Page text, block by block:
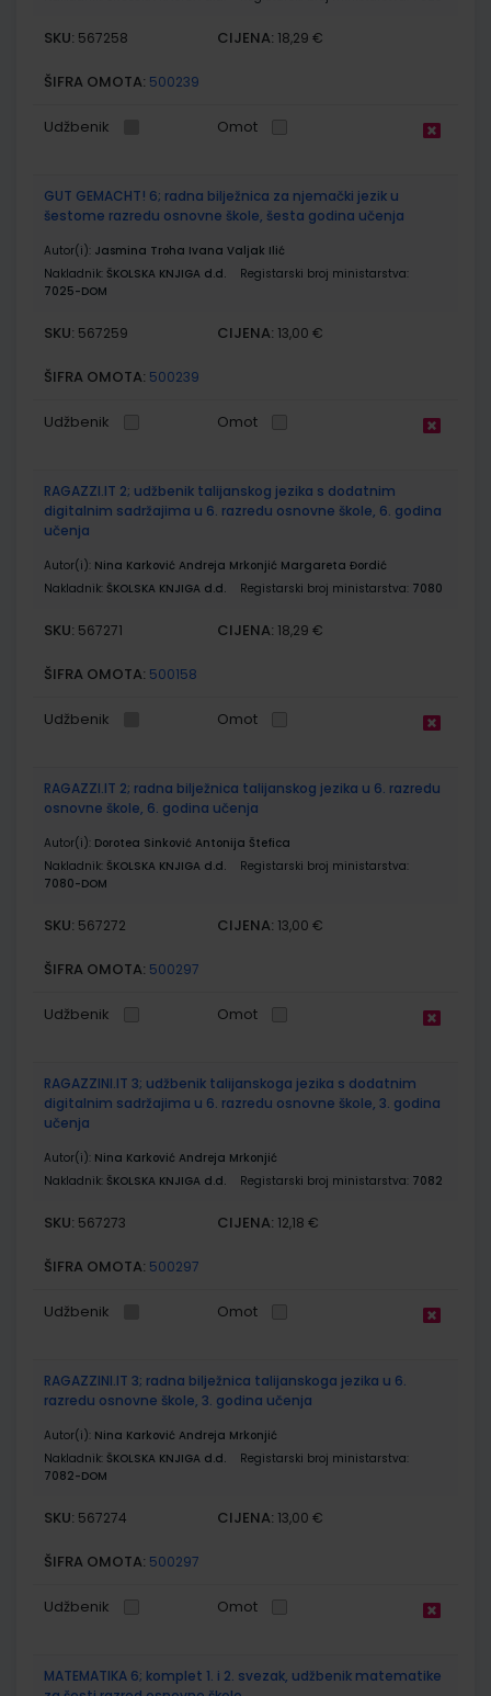
SKU: 567258 CIJENA: 18,29 €
ŠIFRA OMOTA: 500239
Udžbenik Omot
GUT GEMACHT! 6; radna bilježnica za njemački jezik u
šestome razredu osnovne škole, šesta godina učenja
Autor(i): Jasmina Troha Ivana Valjak Ilić
Nakladnik: ŠKOLSKA KNJIGA d.d.
Registarski broj ministarstva:
7025-DOM
SKU: 567259 CIJENA: 13,00 €
ŠIFRA OMOTA: 500239
Udžbenik Omot
RAGAZZI.IT 2; udžbenik talijanskog jezika s dodatnim
digitalnim sadržajima u 6. razredu osnovne škole, 6. godina
učenja
Autor(i): Nina Karković Andreja Mrkonjić Margareta Đordić
Nakladnik: ŠKOLSKA KNJIGA d.d. Registarski broj ministarstva: 7080
SKU: 567271 CIJENA: 18,29 €
ŠIFRA OMOTA: 500158
Udžbenik Omot
RAGAZZI.IT 2; radna bilježnica talijanskog jezika u 6. razredu
osnovne škole, 6. godina učenja
Autor(i): Dorotea Sinković Antonija Štefica
Nakladnik: ŠKOLSKA KNJIGA d.d.
Registarski broj ministarstva:
7080-DOM
SKU: 567272 CIJENA: 13,00 €
ŠIFRA OMOTA: 500297
Udžbenik Omot
RAGAZZINI.IT 3; udžbenik talijanskoga jezika s dodatnim
digitalnim sadržajima u 6. razredu osnovne škole, 3. godina
učenja
Autor(i): Nina Karković Andreja Mrkonjić
Nakladnik: ŠKOLSKA KNJIGA d.d. Registarski broj ministarstva: 7082
SKU: 567273 CIJENA: 12,18 €
ŠIFRA OMOTA: 500297
Udžbenik Omot
RAGAZZINI.IT 3; radna bilježnica talijanskoga jezika u 6.
razredu osnovne škole, 3. godina učenja
Autor(i): Nina Karković Andreja Mrkonjić
Nakladnik: ŠKOLSKA KNJIGA d.d.
Registarski broj ministarstva:
7082-DOM
SKU: 567274 CIJENA: 13,00 €
ŠIFRA OMOTA: 500297
Udžbenik Omot
MATEMATIKA 6; komplet 1. i 2. svezak, udžbenik matematike